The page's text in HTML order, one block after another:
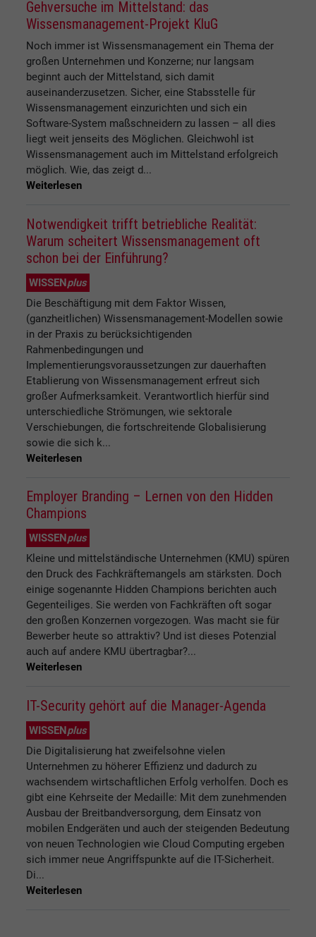
Gehversuche im Mittelstand: das
Wissensmanagement-Projekt KluG
Noch immer ist Wissensmanagement ein Thema der
großen Unternehmen und Konzerne; nur langsam
beginnt auch der Mittelstand, sich damit
auseinanderzusetzen. Sicher, eine Stabsstelle für
Wissensmanagement einzurichten und sich ein
Software-System maßschneidern zu lassen – all dies
liegt weit jenseits des Möglichen. Gleichwohl ist
Wissensmanagement auch im Mittelstand erfolgreich
möglich. Wie, das zeigt d...
Weiterlesen
Notwendigkeit trifft betriebliche Realität:
Warum scheitert Wissensmanagement oft
schon bei der Einführung?
WISSENplus
Die Beschäftigung mit dem Faktor Wissen,
(ganzheitlichen) Wissensmanagement-Modellen sowie
in der Praxis zu berücksichtigenden
Rahmenbedingungen und
Implementierungsvoraussetzungen zur dauerhaften
Etablierung von Wissensmanagement erfreut sich
großer Aufmerksamkeit. Verantwortlich hierfür sind
unterschiedliche Strömungen, wie sektorale
Verschiebungen, die fortschreitende Globalisierung
sowie die sich k...
Weiterlesen
Employer Branding – Lernen von den Hidden
Champions
WISSEN plus
Kleine und mittelständische Unternehmen (KMU) spüren
den Druck des Fachkräftemangels am stärksten. Doch
einige sogenannte Hidden Champions berichten auch
Gegenteiliges. Sie werden von Fachkräften oft sogar
den großen Konzernen vorgezogen. Was macht sie für
Bewerber heute so attraktiv? Und ist dieses Potenzial
auch auf andere KMU übertragbar?...
Weiterlesen
IT-Security gehört auf die Manager-Agenda
WISSENplus
Die Digitalisierung hat zweifelsohne vielen
Unternehmen zu höherer Effizienz und dadurch zu
wachsendem wirtschaftlichen Erfolg verholfen. Doch es
gibt eine Kehrseite der Medaille: Mit dem zunehmenden
Ausbau der Breitbandversorgung, dem Einsatz von
mobilen Endgeräten und auch der steigenden Bedeutung
von neuen Technologien wie Cloud Computing ergeben
sich immer neue Angriffspunkte auf die IT-Sicherheit.
Di...
Weiterlesen